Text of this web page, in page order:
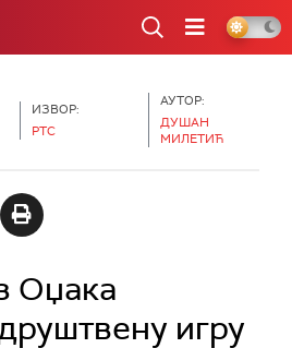
ИЗВОР:
РТС
АУТОР:
ДУШАН
МИЛЕТИЋ
Оџака
игру